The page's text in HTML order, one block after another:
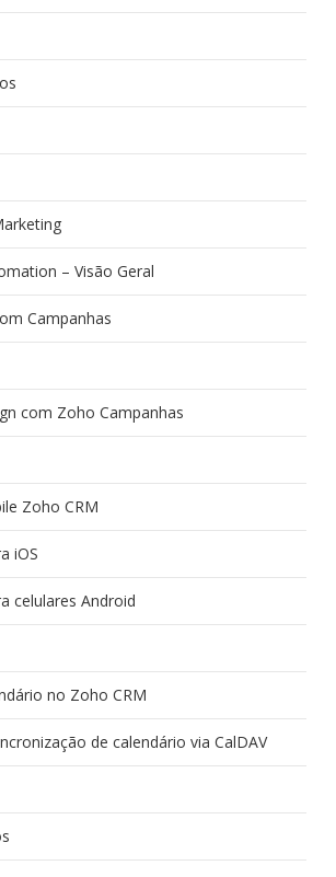
– Visão Geral
Campanhas
com Zoho Campanhas
Zoho CRM
iOS
celulares Android
no Zoho CRM
de calendário via CalDAV